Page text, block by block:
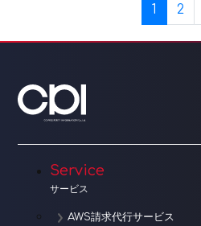
Current
1 2
Service
サービス
AWS請求代行サービス